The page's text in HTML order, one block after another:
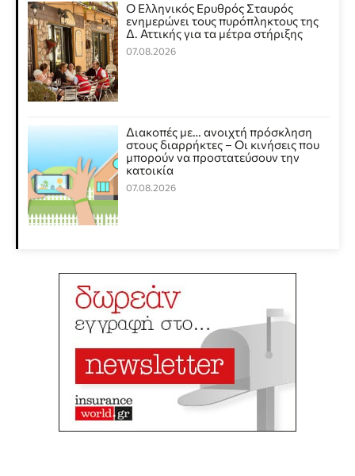
Ο Ελληνικός Ερυθρός Σταυρός
ενημερώνει τους πυρόπληκτους της
Δ. Αττικής για τα μέτρα στήριξης
07.08.2026
Διακοπές με… ανοιχτή πρόσκληση
στους διαρρήκτες – Οι κινήσεις που
μπορούν να προστατεύσουν την
κατοικία
07.08.2026